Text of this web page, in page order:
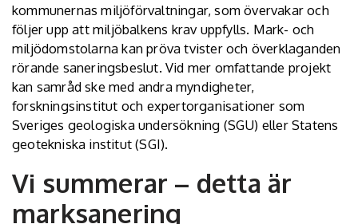
kommunernas miljöförvaltningar, som övervakar och
följer upp att miljöbalkens krav uppfylls. Mark- och
miljödomstolarna kan pröva tvister och överklaganden
rörande saneringsbeslut. Vid mer omfattande projekt
kan samråd ske med andra myndigheter,
forskningsinstitut och expertorganisationer som
Sveriges geologiska undersökning (SGU) eller Statens
geotekniska institut (SGI).
Vi summerar – detta är
marksanering